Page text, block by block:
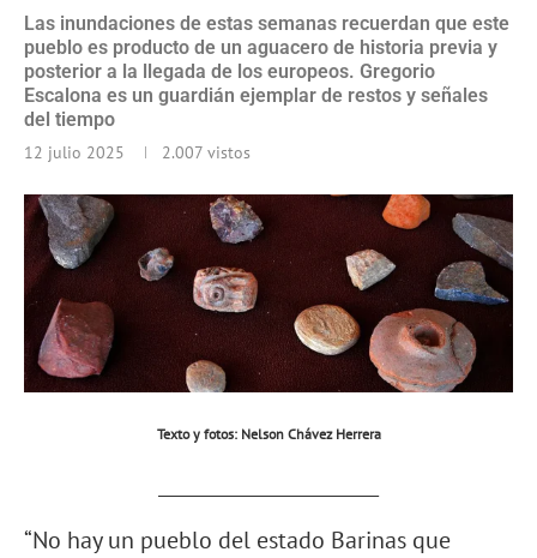
Las inundaciones de estas semanas recuerdan que este
pueblo es producto de un aguacero de historia previa y
posterior a la llegada de los europeos. Gregorio
Escalona es un guardián ejemplar de restos y señales
del tiempo
12 julio 2025 2.007 vistos
Texto y fotos: Nelson Chávez Herrera
“No hay un pueblo del estado Barinas que